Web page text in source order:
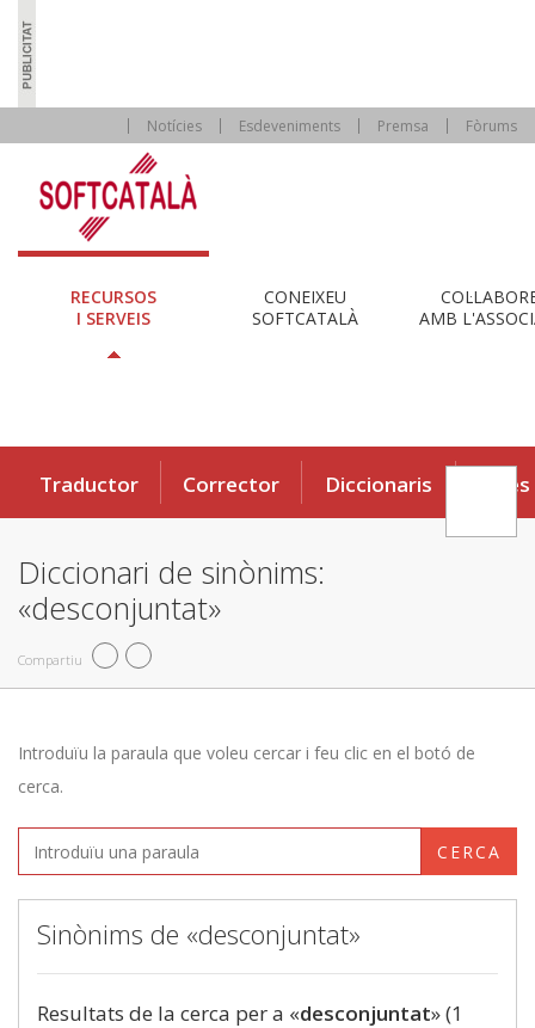
Notícies Esdeveniments Premsa Fòrums
RECURSOS
I SERVEIS
CONEIXEU
SOFTCATALÀ
AMB
Traductor Corrector Diccionaris Eines
Diccionari de sinònims:
«desconjuntat»
Compartiu
Introduïu la paraula que voleu cercar i feu clic en el botó de
cerca.
CERCA
Sinònims de «desconjuntat»
Resultats de la cerca per a «desconjuntat» (1